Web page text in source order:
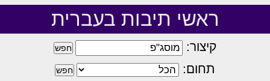
ראשי תיבות בעברית
קיצור:
תחום: